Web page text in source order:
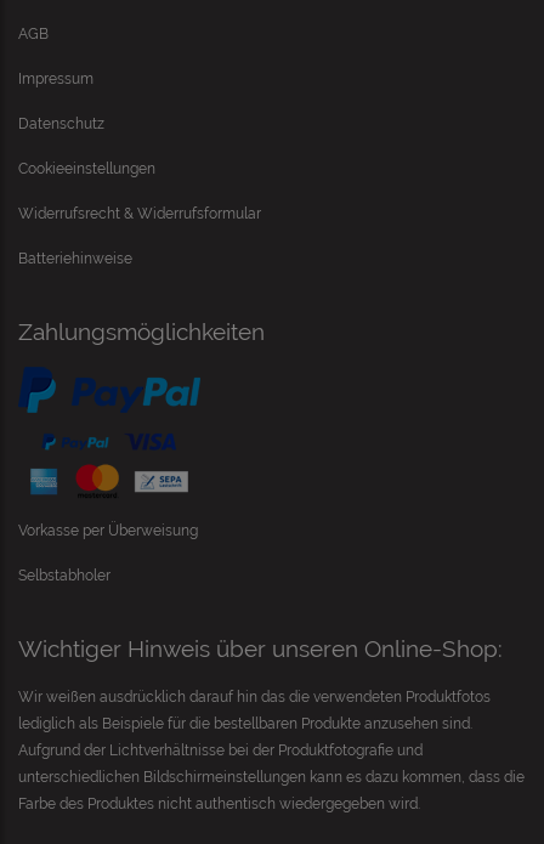
AGB
Impressum
Datenschutz
Cookieeinstellungen
Widerrufsrecht & Widerrufsformular
Batteriehinweise
Zahlungsmöglichkeiten
Vorkasse per Überweisung
Selbstabholer
Wichtiger Hinweis über unseren Online-Shop:
Wir weißen ausdrücklich darauf hin das die verwendeten Produktfotos
lediglich als Beispiele für die bestellbaren Produkte anzusehen sind.
Aufgrund der Lichtverhältnisse bei der Produktfotografie und
unterschiedlichen Bildschirmeinstellungen kann es dazu kommen, dass die
Farbe des Produktes nicht authentisch wiedergegeben wird.